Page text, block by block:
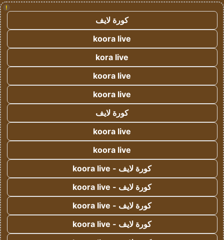
!
كورة لايف
koora live
kora live
koora live
koora live
كورة لايف
koora live
koora live
كورة لايف - koora live
كورة لايف - koora live
كورة لايف - koora live
كورة لايف - koora live